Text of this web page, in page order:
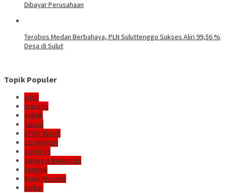
Dibayar Perusahaan
Terobos Medan Berbahaya, PLN Suluttenggo Sukses Aliri 99,56 %
Desa di Sulut
Topik Populer
sulut
manado
politik
Talaud
DPRD SULUT
E2L-Mantap
Covid-19
James A Kojongian
kriminal
Banjir Manado
golkar